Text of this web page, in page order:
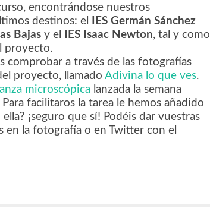
encontrándose nuestros
destinos: el
IES Germán Sánchez
Bajas y el IES Isaac Newton, tal y como
proyecto.
comprobar a través de las fotografías
proyecto, llamado Adivina lo que ves.
microscópica lanzada la semana
facilitaros la tarea le hemos añadido
¡seguro que sí! Podéis dar vuestras
en la fotografía o en Twitter con el